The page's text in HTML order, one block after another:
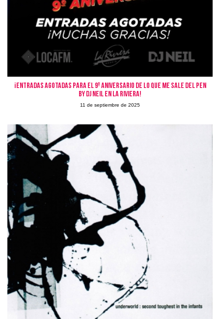
¡Entradas agotadas para el 9º aniversario de Lo que me sale del pen
by DJ Neil en La Riviera!
11 de septiembre de 2025